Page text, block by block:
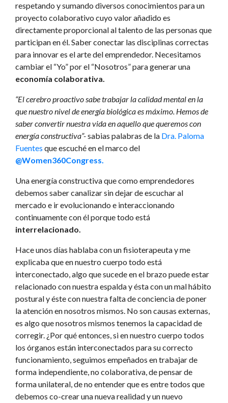
respetando y sumando diversos conocimientos para un
proyecto colaborativo cuyo valor añadido es
directamente proporcional al talento de las personas que
participan en él. Saber conectar las disciplinas correctas
para innovar es el arte del emprendedor. Necesitamos
cambiar el “Yo” por el “Nosotros” para generar una
economía colaborativa.
“El cerebro proactivo sabe trabajar la calidad mental en la
que nuestro nivel de energía biológica es máximo. Hemos de
saber convertir nuestra vida en aquello que queremos con
energía constructiva”-sabias palabras de la Dra. Paloma
Fuentes que escuché en el marco del
@Women360Congress.
Una energía constructiva que como emprendedores
debemos saber canalizar sin dejar de escuchar al
mercado e ir evolucionando e interaccionando
continuamente con él porque todo está
interrelacionado.
Hace unos días hablaba con un fisioterapeuta y me
explicaba que en nuestro cuerpo todo está
interconectado, algo que sucede en el brazo puede estar
relacionado con nuestra espalda y ésta con un mal hábito
postural y éste con nuestra falta de conciencia de poner
la atención en nosotros mismos. No son causas externas,
es algo que nosotros mismos tenemos la capacidad de
corregir. ¿Por qué entonces, si en nuestro cuerpo todos
los órganos están interconectados para su correcto
funcionamiento, seguimos empeñados en trabajar de
forma independiente, no colaborativa, de pensar de
forma unilateral, de no entender que es entre todos que
debemos co-crear una nueva realidad y un nuevo